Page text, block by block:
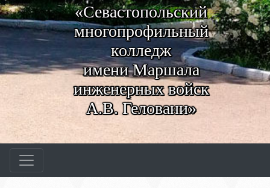
«Севастопольский
многопрофильный
колледж
имени Маршала
инженерных войск
А.В. Геловани»